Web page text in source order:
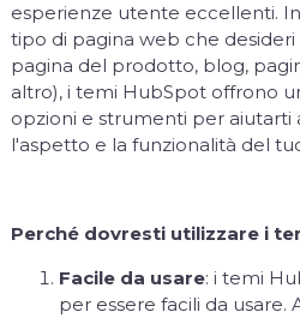
esperienze utente eccellenti.
tipo di pagina web che
pagina del prodotto, blog,
altro), i temi HubSpot offrono
opzioni e strumenti per aiutarti
l'aspetto e la funzionalità del
Perché dovresti utilizzare i
Facile da usare: i temi
per essere facili da usare.